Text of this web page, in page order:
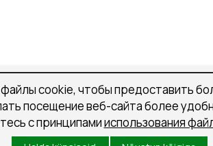
cookie, чтобы предоставить
посещение веб-сайта более
с принципамииспользования